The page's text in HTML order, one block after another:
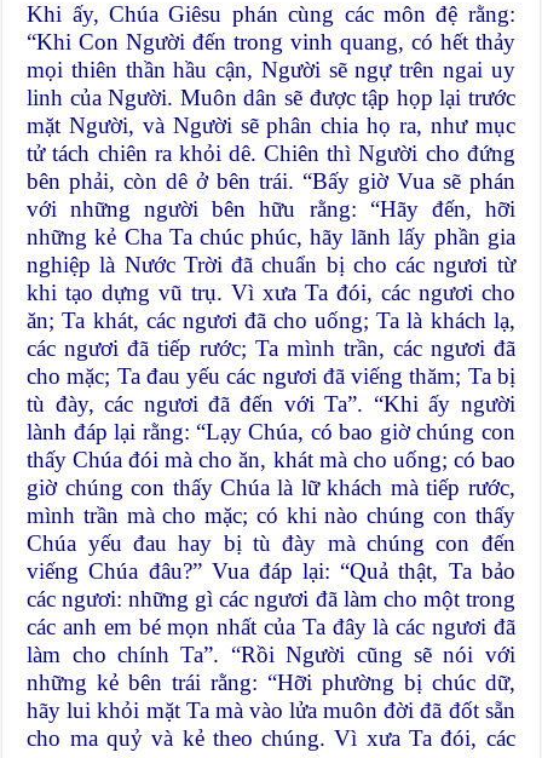
Khi ấy, Chúa Giêsu phán cùng các môn đệ rằng:
“Khi Con Người đến trong vinh quang, có hết thảy
mọi thiên thần hầu cận, Người sẽ ngự trên ngai uy
linh của Người. Muôn dân sẽ được tập họp lại trước
mặt Người, và Người sẽ phân chia họ ra, như mục
tử tách chiên ra khỏi dê. Chiên thì Người cho đứng
bên phải, còn dê ở bên trái. “Bấy giờ Vua sẽ phán
với những người bên hữu rằng: “Hãy đến, hỡi
những kẻ Cha Ta chúc phúc, hãy lãnh lấy phần gia
nghiệp là Nước Trời đã chuẩn bị cho các ngươi từ
khi tạo dựng vũ trụ. Vì xưa Ta đói, các ngươi cho
ăn; Ta khát, các ngươi đã cho uống; Ta là khách lạ,
các ngươi đã tiếp rước; Ta mình trần, các ngươi đã
cho mặc; Ta đau yếu các ngươi đã viếng thăm; Ta bị
tù đày, các ngươi đã đến với Ta”. “Khi ấy người
lành đáp lại rằng: “Lạy Chúa, có bao giờ chúng con
thấy Chúa đói mà cho ăn, khát mà cho uống; có bao
giờ chúng con thấy Chúa là lữ khách mà tiếp rước,
mình trần mà cho mặc; có khi nào chúng con thấy
Chúa yếu đau hay bị tù đày mà chúng con đến
viếng Chúa đâu?” Vua đáp lại: “Quả thật, Ta bảo
các ngươi: những gì các ngươi đã làm cho một trong
các anh em bé mọn nhất của Ta đây là các ngươi đã
làm cho chính Ta”. “Rồi Người cũng sẽ nói với
những kẻ bên trái rằng: “Hỡi phường bị chúc dữ,
hãy lui khỏi mặt Ta mà vào lửa muôn đời đã đốt sẵn
cho ma quỷ và kẻ theo chúng. Vì xưa Ta đói, các